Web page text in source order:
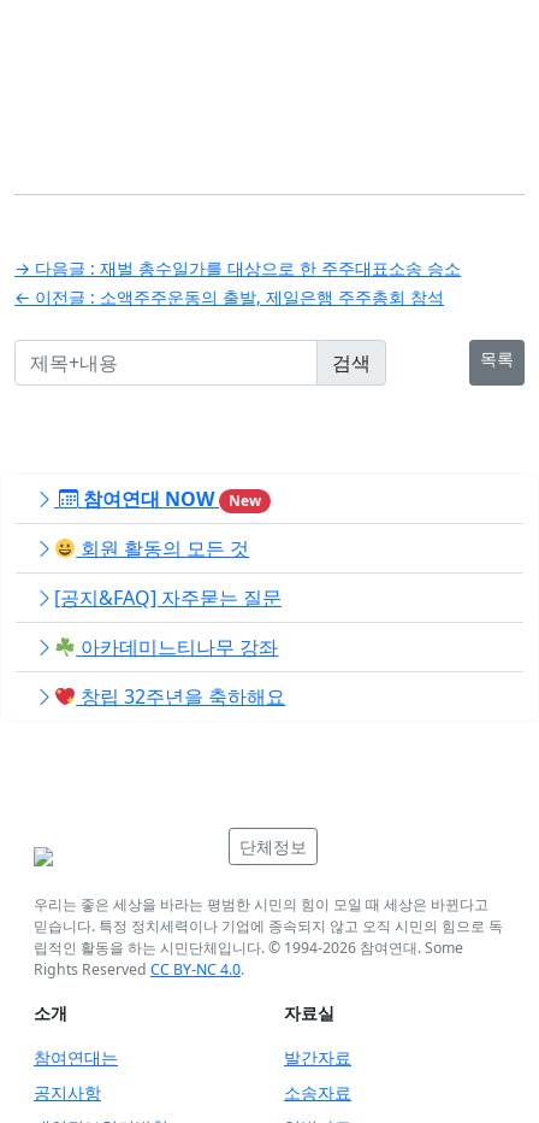
글
탐
색
→ 다음글 : 재벌 총수일가를 대상으로 한 주주대표소송 승소
← 이전글 : 소액주주운동의 출발, 제일은행 주주총회 참석
목록
참여연대 NOW New
회원 활동의 모든 것
[공지&FAQ] 자주묻는 질문
아카데미느티나무 강좌
창립 32주년을 축하해요
단체정보
우리는 좋은 세상을 바라는 평범한 시민의 힘이 모일 때 세상은 바뀐다고
믿습니다. 특정 정치세력이나 기업에 종속되지 않고 오직 시민의 힘으로 독
립적인 활동을 하는 시민단체입니다. © 1994-2026 참여연대. Some
Rights Reserved CC BY-NC 4.0.
소개
참여연대는
공지사항
자료실
발간자료
소송자료